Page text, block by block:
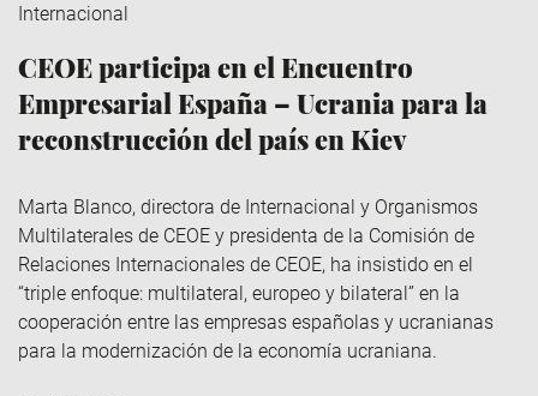
Internacional
CEOE participa en el Encuentro
Empresarial España – Ucrania para la
reconstrucción del país en Kiev
Marta Blanco, directora de Internacional y Organismos
Multilaterales de CEOE y presidenta de la Comisión de
Relaciones Internacionales de CEOE, ha insistido en el
“triple enfoque: multilateral, europeo y bilateral” en la
cooperación entre las empresas españolas y ucranianas
para la modernización de la economía ucraniana.